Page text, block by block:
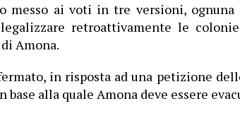
messo ai voti in tre versioni, ognuna
retroattivamente le
Amona.
in risposta ad una petizione
base alla quale Amona deve essere